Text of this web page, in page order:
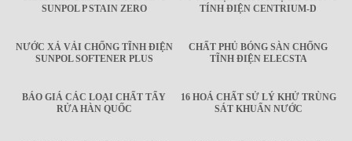
SUNPOL P STAIN ZERO
TÍNH ĐIỆN CENTRIUM-D
NƯỚC XẢ VẢI CHỐNG TĨNH ĐIỆN
SUNPOL SOFTENER PLUS
CHẤT PHỦ BÓNG SÀN CHỐNG
TĨNH ĐIỆN ELECSTA
BÁO GIÁ CÁC LOẠI CHẤT TẨY
RỬA HÀN QUỐC
16 HOÁ CHẤT SỬ LÝ KHỬ TRÙNG
SÁT KHUẨN NƯỚC